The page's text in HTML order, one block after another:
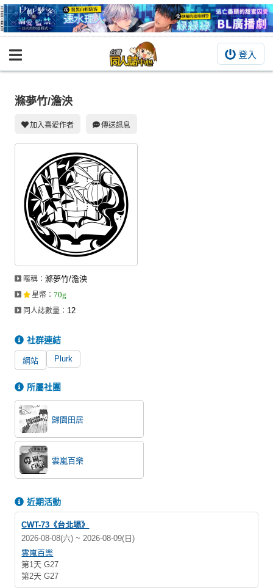
登入
BOOKY書集倉庫
同人誌
同人周邊
同人數位作品
活動&消息
同人誌活動
最新消息
同人相關店家
宣傳&交流
工作委託
繪圖藝廊
攤位轉讓區
會員功能選單
會員中心
註冊會員
滌夢竹/澹泱
加入喜愛作者 傳送訊息
暱稱：滌夢竹/澹泱
星幣 ：70g
同人誌數量： 12
社群連結
網站 Plurk
所屬社團
歸園田居
雲嵐百樂
近期活動
CWT-73《台北場》
2026-08-08(六) ~ 2026-08-09(日)
雲嵐百樂
第1天 G27
第2天 G27